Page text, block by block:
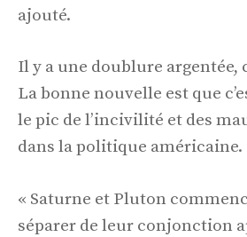
ajouté.
Il y a une doublure
La bonne nouvelle est que
le pic de l’incivilité et des
dans la politique américaine.
« Saturne et Pluton
séparer de leur conjonction